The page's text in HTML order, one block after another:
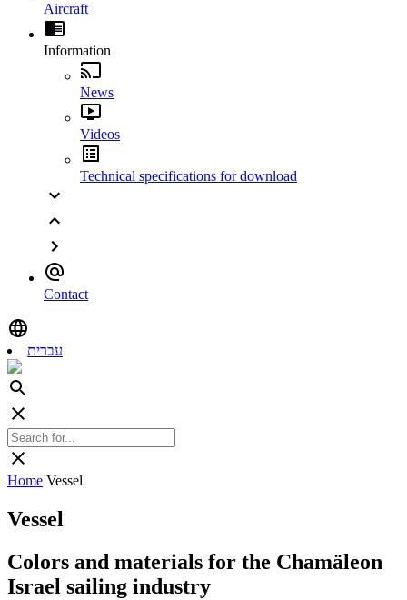
Aircraft
Information
News
Videos
Technical specifications for download
Contact
עברית
Home Vessel
Vessel
Colors and materials for the Chamäleon
Israel sailing industry